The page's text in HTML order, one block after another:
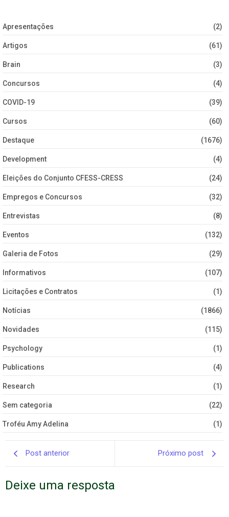
Apresentações (2)
Artigos (61)
Brain (3)
Concursos (4)
COVID-19 (39)
Cursos (60)
Destaque (1676)
Development (4)
Eleições do Conjunto CFESS-CRESS (24)
Empregos e Concursos (32)
Entrevistas (8)
Eventos (132)
Galeria de Fotos (29)
Informativos (107)
Licitações e Contratos (1)
Notícias (1866)
Novidades (115)
Psychology (1)
Publications (4)
Research (1)
Sem categoria (22)
Troféu Amy Adelina (1)
Post anterior Próximo post
Deixe uma resposta